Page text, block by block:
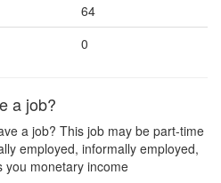
64
0
a job?
a job? This job may be part-time
employed, informally employed,
you monetary income